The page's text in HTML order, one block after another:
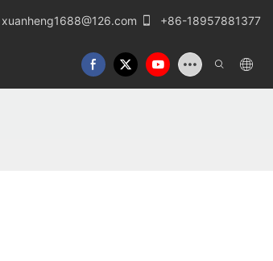
xuanheng1688@126.com +86-18957881377